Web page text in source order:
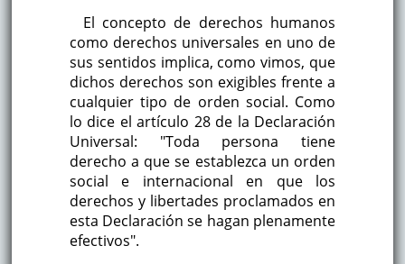
El concepto de derechos humanos
como derechos universales en uno de
sus sentidos implica, como vimos, que
dichos derechos son exigibles frente a
cualquier tipo de orden social. Como
lo dice el artículo 28 de la Declaración
Universal: "Toda persona tiene
derecho a que se establezca un orden
social e internacional en que los
derechos y libertades proclamados en
esta Declaración se hagan plenamente
efectivos".